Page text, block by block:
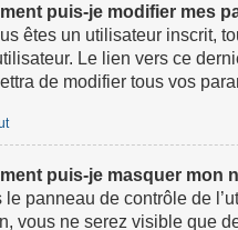
puis-je modifier mes
êtes un utilisateur inscrit,
Le lien vers ce
de modifier tous vos
puis-je masquer mon
le panneau de contrôle de
vous ne serez visible que